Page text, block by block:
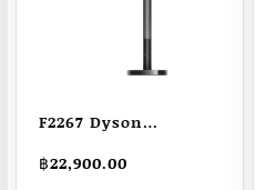
F2267 Dyson
desk light
฿22,900.00